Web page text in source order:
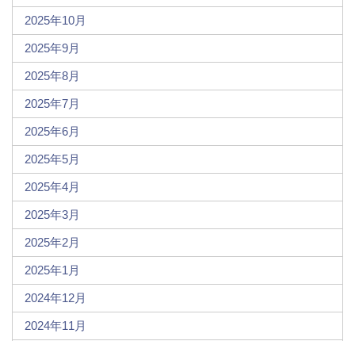
2025年10月
2025年9月
2025年8月
2025年7月
2025年6月
2025年5月
2025年4月
2025年3月
2025年2月
2025年1月
2024年12月
2024年11月